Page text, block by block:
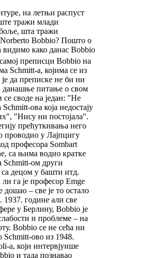
на летњи распуст
тражи млади
шта тражи
Norberto Bobbio? Пошто о
видимо како данас Bobbio
преписци Bobbio на
Schmitt-а, којима се из
да преписке не би ни
данашње питање о свом
своде на један: "Не
ова која недостају
"Нису ни постојала".
прећуткивања него
проводио у Лајпцигу
професора Sombart
са њима водио кратке
Schmitt-ом други
децом у башти итд.
га је професор Emge
– све је то остало
1937. године али све
у Берлину, Bobbio је
и проблеме – на
Bobbio се не сећа ни
Schmitt-ово из 1948.
a, који интервјуише
и тада познавао